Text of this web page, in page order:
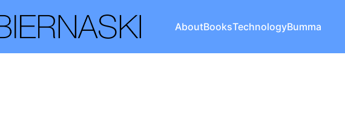
AboutBooksTechnologyBumma